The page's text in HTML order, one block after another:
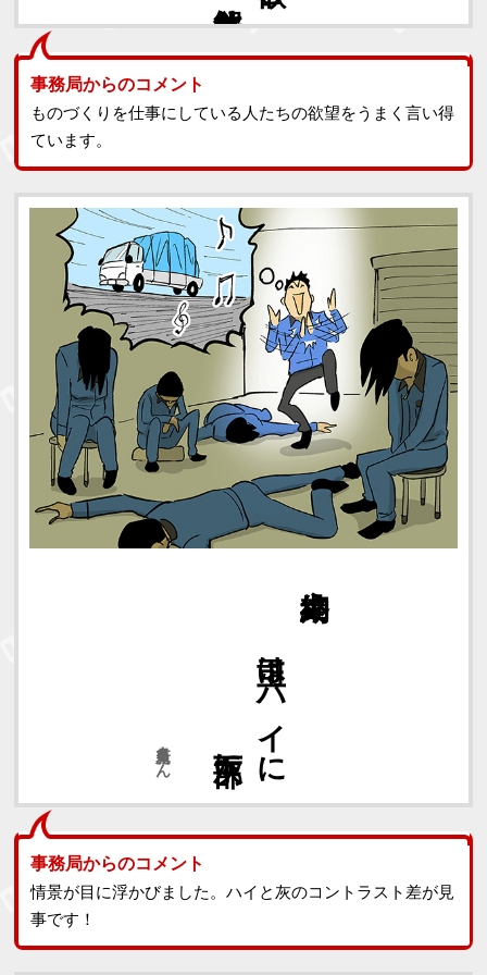
事務局からのコメント
ものづくりを仕事にしている人たちの欲望をうまく言い得
ています。
納期終え
上司はハイに
新月兎さん
事務局からのコメント
情景が目に浮かびました。ハイと灰のコントラスト差が見
事です！